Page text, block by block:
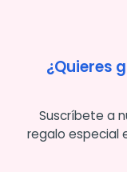
¿Quieres
Suscríbete a
regalo especial